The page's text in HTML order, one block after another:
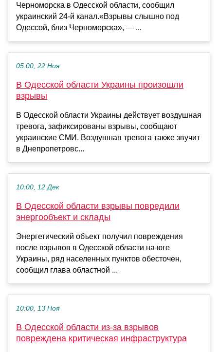
Черноморска в Одесской области, сообщил
украинский 24-й канал.«Взрывы слышно под
Одессой, близ Черноморска», — ...
05:00, 22 Ноя
В Одесской области Украины произошли
взрывы
В Одесской области Украины действует воздушная
тревога, зафиксированы взрывы, сообщают
украинские СМИ. Воздушная тревога также звучит
в Днепропетровс...
10:00, 12 Дек
В Одесской области взрывы повредили
энергообъект и склады
Энергетический объект получил повреждения
после взрывов в Одесской области на юге
Украины, ряд населенных пунктов обесточен,
сообщил глава областной ...
10:00, 13 Ноя
В Одесской области из-за взрывов
повреждена критическая инфраструктура